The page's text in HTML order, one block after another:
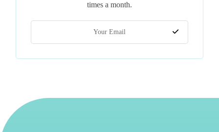
times a month.